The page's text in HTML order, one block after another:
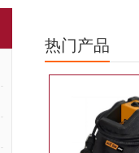
热门产品